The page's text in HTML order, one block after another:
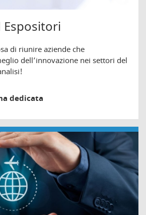
Espositori
di riunire aziende che
dell’innovazione nei settori del
dedicata